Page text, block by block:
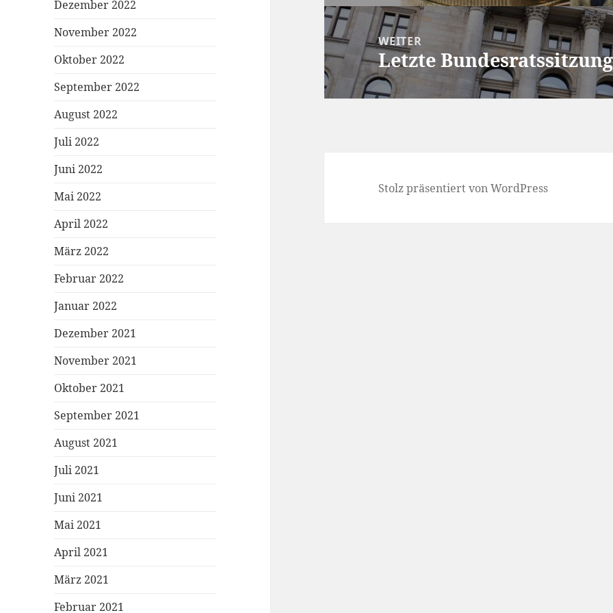
Dezember 2022
November 2022
Oktober 2022
September 2022
August 2022
Juli 2022
Juni 2022
Mai 2022
April 2022
März 2022
Februar 2022
Januar 2022
Dezember 2021
November 2021
Oktober 2021
September 2021
August 2021
Juli 2021
Juni 2021
Mai 2021
April 2021
März 2021
Februar 2021
WEITER
Nächster
Beitrag:
Letzte
Stolz präsentiert von WordPress